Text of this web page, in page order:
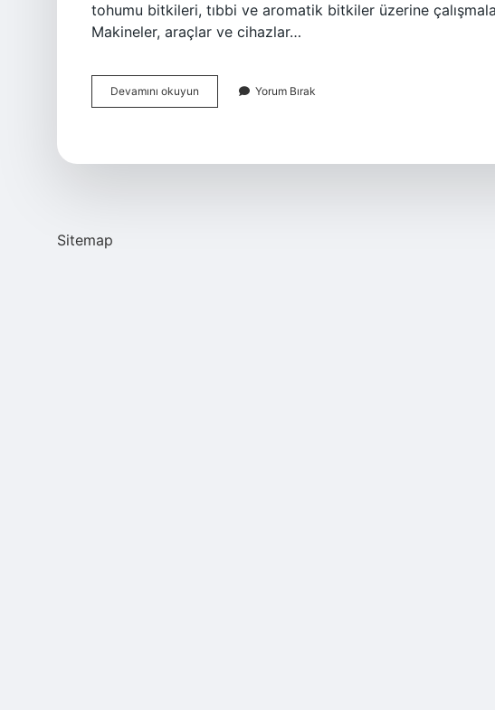
tohumu bitkileri, tıbbi ve aromatik bitkiler üzerine
Makineler, araçlar ve cihazlar…
Devamını okuyun
Bitkileri
Yorum Bırak
Sitemap